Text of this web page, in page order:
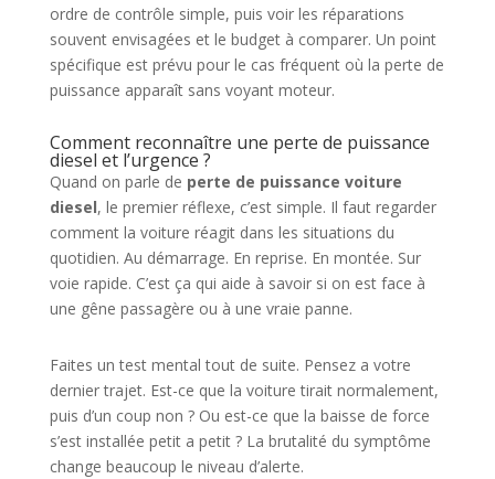
ordre de contrôle simple, puis voir les réparations
souvent envisagées et le budget à comparer. Un point
spécifique est prévu pour le cas fréquent où la perte de
puissance apparaît sans voyant moteur.
Comment reconnaître une perte de puissance
diesel et l’urgence ?
Quand on parle de perte de puissance voiture
diesel, le premier réflexe, c’est simple. Il faut regarder
comment la voiture réagit dans les situations du
quotidien. Au démarrage. En reprise. En montée. Sur
voie rapide. C’est ça qui aide à savoir si on est face à
une gêne passagère ou à une vraie panne.
Faites un test mental tout de suite. Pensez a votre
dernier trajet. Est-ce que la voiture tirait normalement,
puis d’un coup non ? Ou est-ce que la baisse de force
s’est installée petit a petit ? La brutalité du symptôme
change beaucoup le niveau d’alerte.